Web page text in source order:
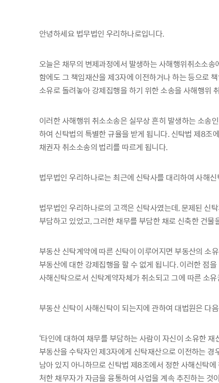
안녕하세요 법무법인 우리하나로입니다.
오늘은 채무의 변제과정에서 발생하는 사해행위취소소
함에도 그 책임재산을 제3자에 이전하거나 하는 등으로
소유로 돌려놓아 강제집행을 하기 위한 소송을 사해행위
이러한 사해행위 취소소송은 실무상 흔히 발생하는 소송
하여 신탁법의 특별한 규율을 받게 됩니다. 신탁법 제8조
채권자 취소소송의 법리를 따르게 됩니다.
법무법인 우리하나로는 최근에 신탁사를 대리하여 사해
법무법인 우리하나로의 고객은 신탁사였는데, 문제된 신
부담하고 있었고, 그러한 채무를 부담한 채로 신축한 건
부동산 신탁계약에 따른 신탁이 이루어지면 부동산의 소
부동산에 대한 강제집행을 할 수 없게 됩니다. 이러한 점
사해신탁으로서 신탁계약자체가 취소되고 그에 따른 소
부동산 신탁이 사해신탁이 되는지에 관하여 대법원은 다
‘타인에 대하여 채무를 부담하는 사람이 자신이 소유한
부동산을 수탁자인 제3자에게 신탁재산으로 이전하는
남아 있지 아니하므로 신탁법 제8조에서 정한 사해신탁
처한 채무자가 자금을 융통하여 사업을 계속 추진하는